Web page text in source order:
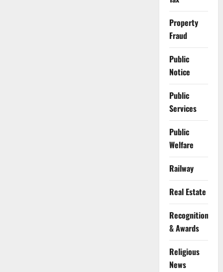
Property
Fraud
Public
Notice
Public
Services
Public
Welfare
Railway
Real Estate
Recognition
& Awards
Religious
News